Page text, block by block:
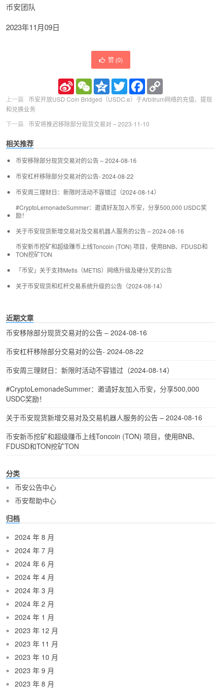
币安团队
2023年11月09日
赞 (0)
Sina
Weibo
WeChatQzoneTwitterFacebook
上一篇
币安开放USD Coin Bridged（USDC.e）于Arbitrum网络的充值、提现
和兑换业务
下一篇
币安将推迟移除部分现货交易对 – 2023-11-10
相关推荐
币安移除部分现货交易对的公告 – 2024-08-16
币安杠杆移除部分交易对的公告- 2024-08-22
币安周三理财日：新限时活动不容错过（2024-08-14）
#CryptoLemonadeSummer：邀请好友加入币安，分享500,000 USDC奖
励！
关于币安现货新增交易对及交易机器人服务的公告 – 2024-08-16
币安新币挖矿和超级赚币上线Toncoin (TON) 项目，使用BNB、FDUSD和
TON挖矿TON
「币安」关于支持Metis（METIS）网络升级及硬分叉的公告
关于币安现货和杠杆交易系统升级的公告（2024-08-14）
近期文章
币安移除部分现货交易对的公告 – 2024-08-16
币安杠杆移除部分交易对的公告- 2024-08-22
币安周三理财日：新限时活动不容错过（2024-08-14）
#CryptoLemonadeSummer：邀请好友加入币安，分享500,000
USDC奖励！
关于币安现货新增交易对及交易机器人服务的公告 – 2024-08-16
币安新币挖矿和超级赚币上线Toncoin (TON) 项目，使用BNB、
FDUSD和TON挖矿TON
分类
币安公告中心
币安帮助中心
归档
2024 年 8 月
2024 年 7 月
2024 年 6 月
2024 年 4 月
2024 年 3 月
2024 年 2 月
2024 年 1 月
2023 年 12 月
2023 年 11 月
2023 年 10 月
2023 年 9 月
2023 年 8 月